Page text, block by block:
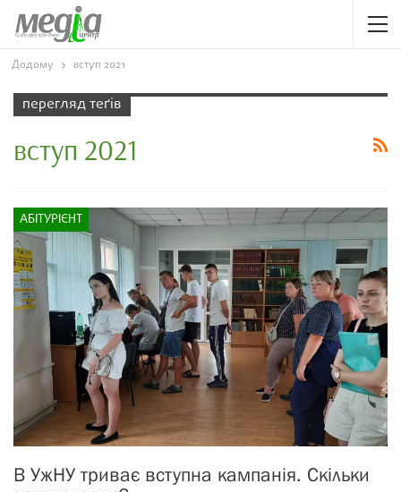
Додому вступ 2021
перегляд теґів
вступ 2021
АБІТУРІЄНТ
В УжНУ триває вступна кампанія. Скільки